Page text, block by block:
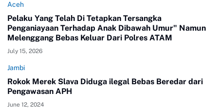
Aceh
Pelaku Yang Telah Di Tetapkan Tersangka
Penganiayaan Terhadap Anak Dibawah Umur" Namun
Melenggang Bebas Keluar Dari Polres ATAM
July 15, 2026
Jambi
Rokok Merek Slava Diduga ilegal Bebas Beredar dari
Pengawasan APH
June 12, 2024